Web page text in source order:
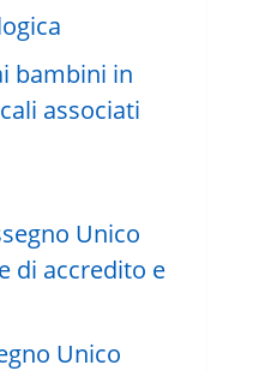
bambini in
associati
Unico